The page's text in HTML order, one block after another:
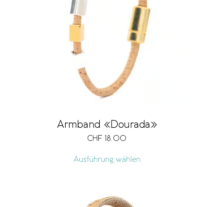
Armband «Dourada»
CHF 18.00
Ausführung wählen